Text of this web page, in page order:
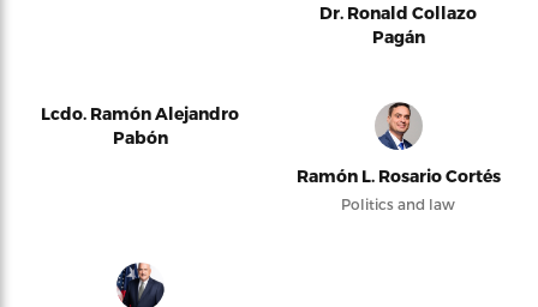
Dr. Ronald Collazo
Pagán
Lcdo. Ramón Alejandro
Pabón
Ramón L. Rosario Cortés
Politics and law